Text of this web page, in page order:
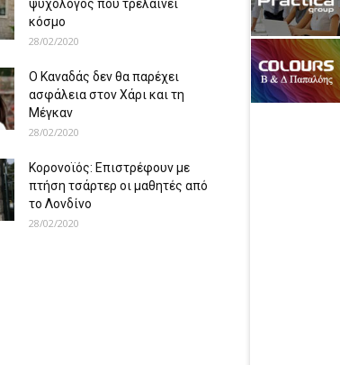
ψυχολόγος που τρελαίνει
κόσμο
28/02/2020
Ο Καναδάς δεν θα παρέχει
ασφάλεια στον Χάρι και τη
Μέγκαν
28/02/2020
Κορονοϊός: Επιστρέφουν με
πτήση τσάρτερ οι μαθητές από
το Λονδίνο
28/02/2020